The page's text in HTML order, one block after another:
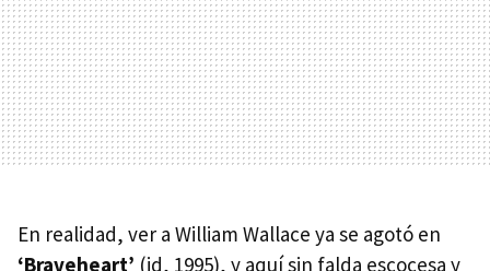
En realidad, ver a William Wallace ya se agotó en
‘Braveheart’ (id, 1995), y aquí sin falda escocesa y